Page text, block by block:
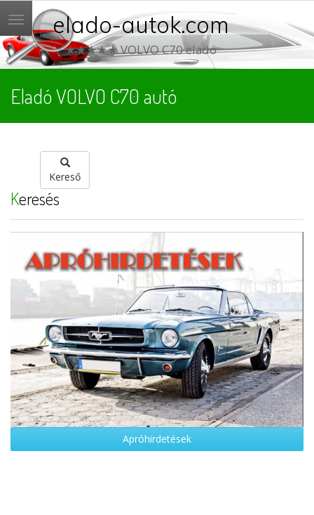
Menü elado-autok.com
★★★★★ VOLVO C70 eladó
Eladó VOLVO C70 autó
Kereső
Keresés
Apróhirdetések